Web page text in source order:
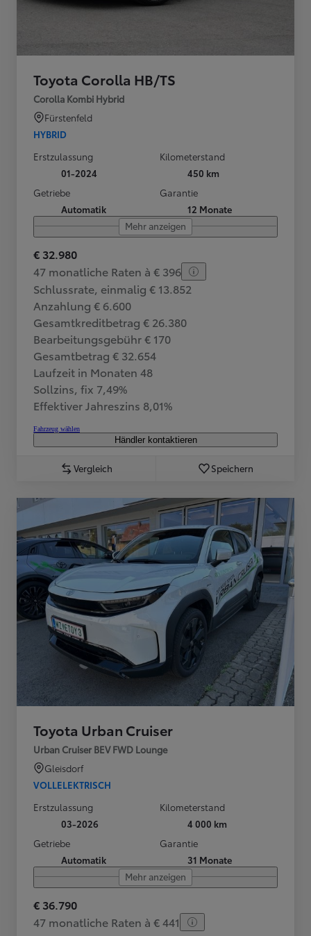
Toyota Corolla HB/TS
Corolla Kombi Hybrid
Fürstenfeld
HYBRID
Erstzulassung
01-2024
Kilometerstand
450 km
Getriebe
Automatik
Garantie
12 Monate
Mehr anzeigen
€ 32.980
47 monatliche Raten à € 396
Schlussrate, einmalig € 13.852
Anzahlung € 6.600
Gesamtkreditbetrag € 26.380
Bearbeitungsgebühr € 170
Gesamtbetrag € 32.654
Laufzeit in Monaten 48
Sollzins, fix 7,49%
Effektiver Jahreszins 8,01%
Fahrzeug wählen
Händler kontaktieren
Vergleich Speichern
Toyota Urban Cruiser
Urban Cruiser BEV FWD Lounge
Gleisdorf
VOLLELEKTRISCH
Erstzulassung
03-2026
Kilometerstand
4 000 km
Getriebe
Automatik
Garantie
31 Monate
Mehr anzeigen
€ 36.790
47 monatliche Raten à € 441